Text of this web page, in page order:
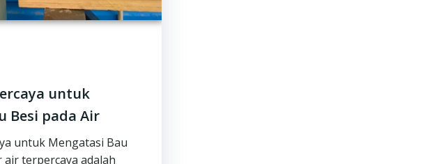
untuk
Besi pada Air
untuk Mengatasi Bau
air terpercaya adalah